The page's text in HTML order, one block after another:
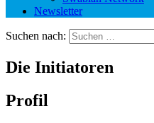
Newsletter
Suchen nach:
Die Initiatoren
Profil